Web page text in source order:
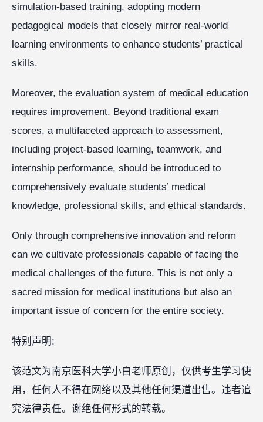
simulation-based training, adopting modern
pedagogical models that closely mirror real-world
learning environments to enhance students’ practical
skills.
Moreover, the evaluation system of medical education
requires improvement. Beyond traditional exam
scores, a multifaceted approach to assessment,
including project-based learning, teamwork, and
internship performance, should be introduced to
comprehensively evaluate students’ medical
knowledge, professional skills, and ethical standards.
Only through comprehensive innovation and reform
can we cultivate professionals capable of facing the
medical challenges of the future. This is not only a
sacred mission for medical institutions but also an
important issue of concern for the entire society.
特别声明:
该范文为南京医科大学小白老师原创，仅供考生学习使
用，任何人不得在网络以及其他任何渠道出售。违者追
究法律责任。谢绝任何形式的转载。